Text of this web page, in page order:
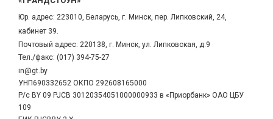
Юр. адрес: 223010, Беларусь, г. Минск, пер. Липковский, 24,
кабинет 39.
Почтовый адрес: 220138, г. Минск, ул. Липковская, д.9
Тел./факс: (017) 394-75-27
in@gt.by
УНП690332652 ОКПО 292608165000
Р/с BY 09 PJCB 30120354051000000933 в «Приорбанк» ОАО ЦБУ
109